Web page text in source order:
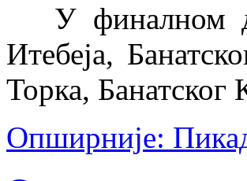
У финалном
Итебеја,
Торка, Банатског
Опширније: